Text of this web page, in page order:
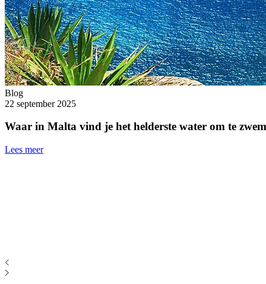
Blog
22 september 2025
Waar in Malta vind je het helderste water om te
Lees meer